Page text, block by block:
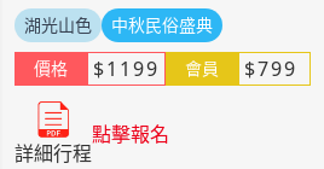
湖光山色
中秋民俗盛典
價格
$1199 會員 $799
詳細行程
點擊報名